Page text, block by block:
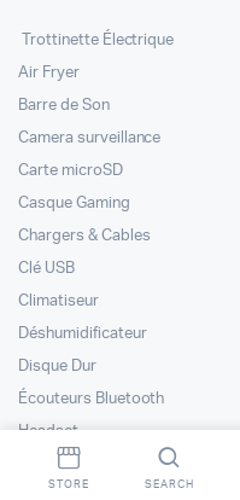
Trottinette Électrique
Air Fryer
Barre de Son
Camera surveillance
Carte microSD
Casque Gaming
Chargers & Cables
Clé USB
Climatiseur
Déshumidificateur
Disque Dur
Écouteurs Bluetooth
Headset
Lave-vaisselle
STORE SEARCH